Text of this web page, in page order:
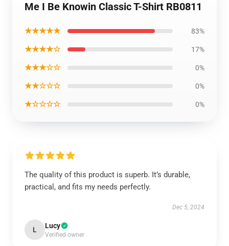
Me I Be Knowin Classic T-Shirt RB0811
★★★★★ 83%
★★★★☆ 17%
★★★☆☆ 0%
★★☆☆☆ 0%
★☆☆☆☆ 0%
The quality of this product is superb. It’s durable,
practical, and fits my needs perfectly.
Dec 5, 2024
L Lucy
Verified owner